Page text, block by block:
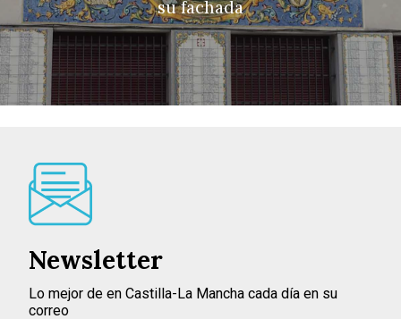
su fachada
Newsletter
Lo mejor de en Castilla-La Mancha cada día en su
correo